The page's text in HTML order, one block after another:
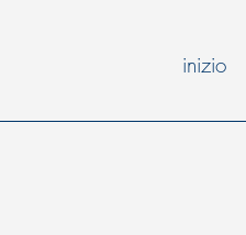
inizio